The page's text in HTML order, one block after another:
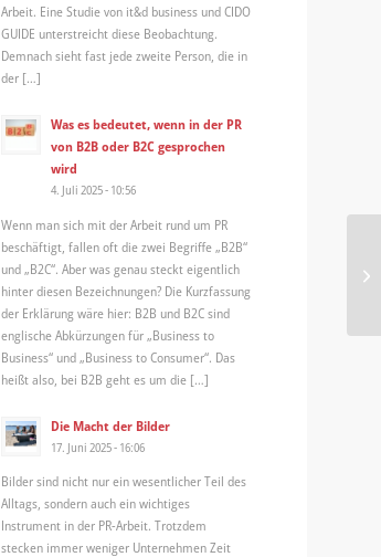
Arbeit. Eine Studie von it&d business und CIDO
GUIDE unterstreicht diese Beobachtung.
Demnach sieht fast jede zweite Person, die in
der […]
Was es bedeutet, wenn in der PR
von B2B oder B2C gesprochen
wird
4. Juli 2025 - 10:56
Wenn man sich mit der Arbeit rund um PR
beschäftigt, fallen oft die zwei Begriffe „B2B“
und „B2C“. Aber was genau steckt eigentlich
hinter diesen Bezeichnungen? Die Kurzfassung
der Erklärung wäre hier: B2B und B2C sind
englische Abkürzungen für „Business to
Business“ und „Business to Consumer“. Das
heißt also, bei B2B geht es um die […]
Die Macht der Bilder
17. Juni 2025 - 16:06
Bilder sind nicht nur ein wesentlicher Teil des
Alltags, sondern auch ein wichtiges
Instrument in der PR-Arbeit. Trotzdem
stecken immer weniger Unternehmen Zeit